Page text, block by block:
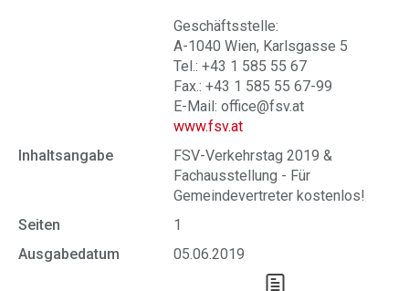
Geschäftsstelle:
A-1040 Wien, Karlsgasse 5
Tel.: +43 1 585 55 67
Fax.: +43 1 585 55 67-99
E-Mail: office@fsv.at
www.fsv.at
Inhaltsangabe
FSV-Verkehrstag 2019 &
Fachausstellung - Für
Gemeindevertreter kostenlos!
Seiten
1
Ausgabedatum
05.06.2019